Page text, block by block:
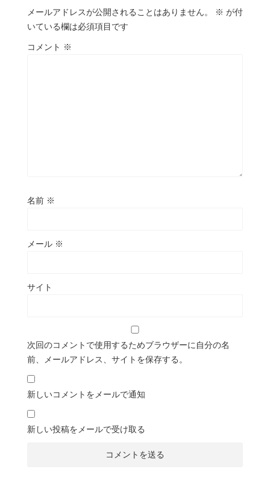
メールアドレスが公開されることはありません。 ※ が付
いている欄は必須項目です
コメント ※
名前 ※
メール ※
サイト
次回のコメントで使用するためブラウザーに自分の名
前、メールアドレス、サイトを保存する。
新しいコメントをメールで通知
新しい投稿をメールで受け取る